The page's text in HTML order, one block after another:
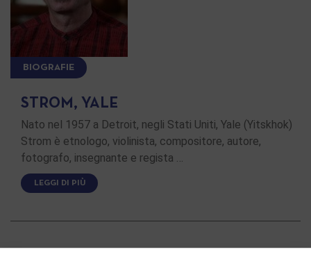
BIOGRAFIE
STROM, YALE
Nato nel 1957 a Detroit, negli Stati Uniti, Yale (Yitskhok)
Strom è etnologo, violinista, compositore, autore,
fotografo, insegnante e regista …
LEGGI DI PIÙ